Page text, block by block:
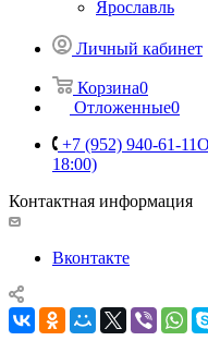
Ярославль
Личный кабинет
Корзина0
Отложенные0
+7 (952) 940-61-11
18:00)
Контактная информация
Вконтакте